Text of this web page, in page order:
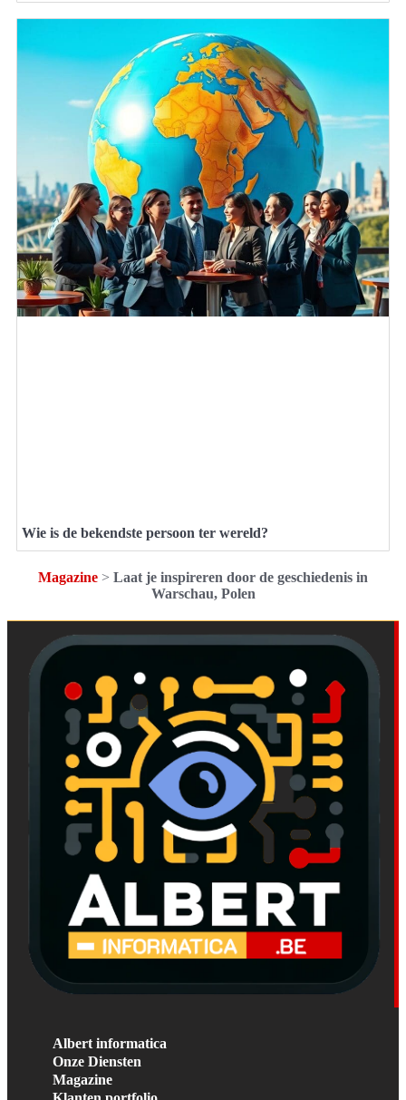
Wie is de bekendste persoon ter wereld?
Magazine > Laat je inspireren door de geschiedenis in
Warschau, Polen
Albert informatica
Onze Diensten
Magazine